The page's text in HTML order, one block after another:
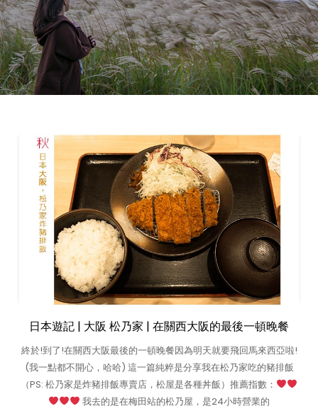
日本遊記 | 大阪 松乃家 | 在關西大阪的最後一頓晚餐
終於!到了!在關西大阪最後的一頓晚餐因為明天就要飛回馬來西亞啦!
(我一點都不開心，哈哈) 這一篇純粹是分享我在松乃家吃的豬排飯
（PS: 松乃家是炸豬排飯專賣店，松屋是各種丼飯）推薦指數：
我去的是在梅田站的松乃屋，是24小時營業的